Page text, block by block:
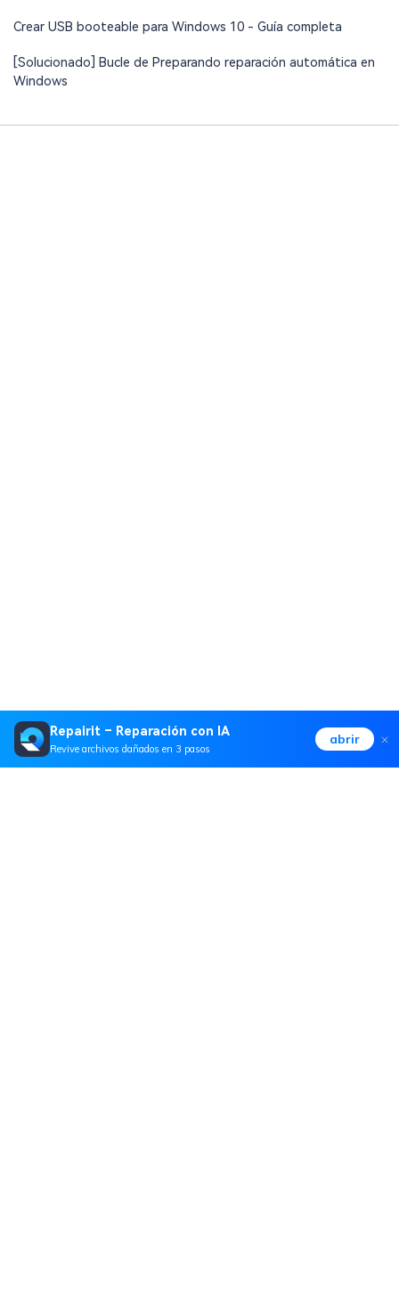
Repairit – Reparación con IA
Revive archivos dañados en 3 pasos
abrir
Crear USB booteable para Windows 10 - Guía completa
[Solucionado] Bucle de Preparando reparación automática en
Windows